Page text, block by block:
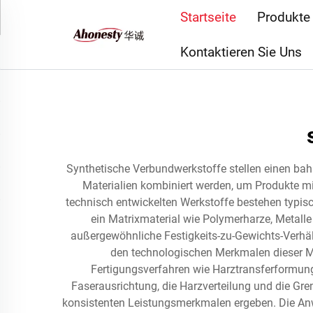
Startseite Produkte
Kontaktieren Sie Uns
Synthetische Verbundwerkstoffe stellen einen
Materialien kombiniert werden, um Produkte
technisch entwickelten Werkstoffe bestehen
ein Matrixmaterial wie Polymerharze,
außergewöhnliche Festigkeits-zu-Gewichts-
den technologischen Merkmalen dieser
Fertigungsverfahren wie
Faserausrichtung, die Harzverteilung und die
konsistenten Leistungsmerkmalen ergeben. Die